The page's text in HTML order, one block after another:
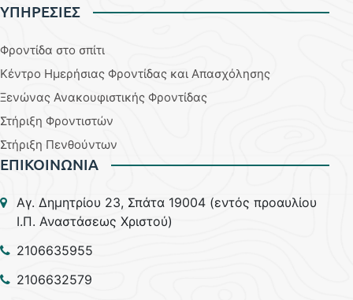
YΠΗΡΕΣΙΕΣ
Φροντίδα στο σπίτι
Κέντρο Ημερήσιας Φροντίδας και Απασχόλησης
Ξενώνας Ανακουφιστικής Φροντίδας
Στήριξη Φροντιστών
Στήριξη Πενθούντων
ΕΠΙΚΟΙΝΩΝΙΑ
Aγ. Δημητρίου 23, Σπάτα 19004 (εντός προαυλίου
Ι.Π. Αναστάσεως Χριστού)
2106635955
2106632579